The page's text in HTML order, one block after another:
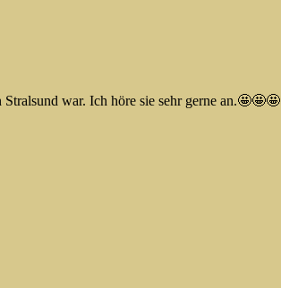
war. Ich höre sie sehr gerne an.🤩🤩🤩